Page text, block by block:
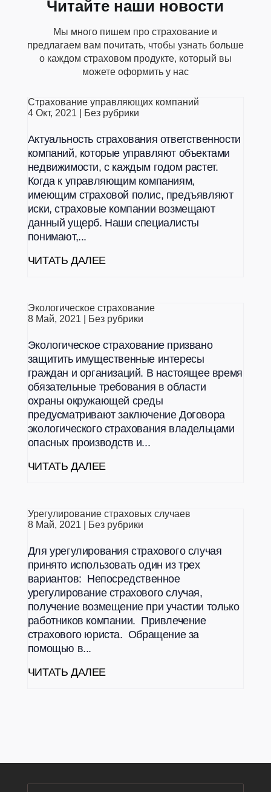
Читайте наши новости
Мы много пишем про страхование и
предлагаем вам почитать, чтобы узнать больше
о каждом страховом продукте, который вы
можете оформить у нас
Страхование управляющих компаний
4 Окт, 2021
Без рубрики
Актуальность страхования ответственности
компаний, которые управляют объектами
недвижимости, с каждым годом растет.
Когда к управляющим компаниям,
имеющим страховой полис, предъявляют
иски, страховые компании возмещают
данный ущерб. Наши специалисты
понимают,...
ЧИТАТЬ ДАЛЕЕ
Экологическое страхование
8 Май, 2021
Без рубрики
Экологическое страхование призвано
защитить имущественные интересы
граждан и организаций. В настоящее время
обязательные требования в области
охраны окружающей среды
предусматривают заключение Договора
экологического страхования владельцами
опасных производств и...
ЧИТАТЬ ДАЛЕЕ
Урегулирование страховых случаев
8 Май, 2021
Без рубрики
Для урегулирования страхового случая
принято использовать один из трех
вариантов: Непосредственное
урегулирование страхового случая,
получение возмещение при участии только
работников компании. Привлечение
страхового юриста. Обращение за
помощью в...
ЧИТАТЬ ДАЛЕЕ